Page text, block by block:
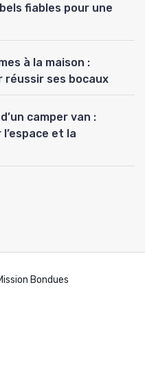
fiables pour une
à la maison :
ses bocaux
camper van :
et la
Bondues